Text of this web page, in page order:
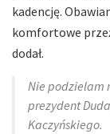
kadencję.
komfortowe
dodał.
Nie podzielam
prezydent
Kaczyńskiego.